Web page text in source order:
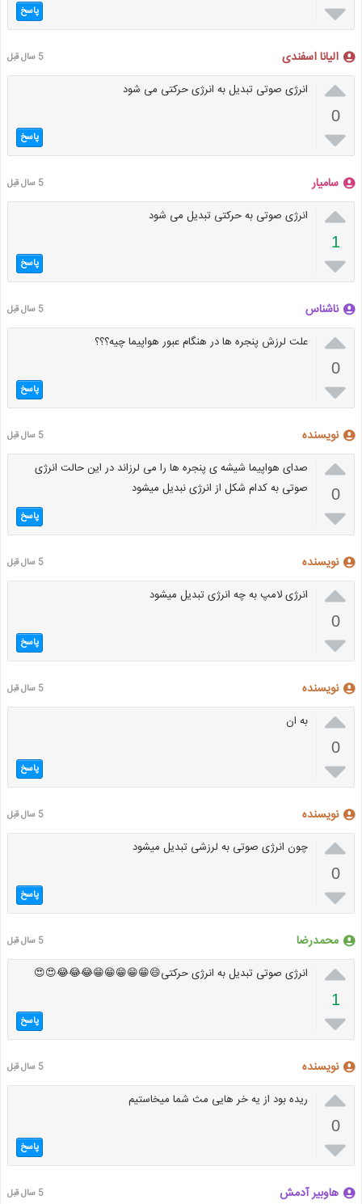
 پاسخ
الیانا اسفندی 5 سال قبل

0

انرژی صوتی تبدیل به انرژی حرکتی می شود
پاسخ
سامیار 5 سال قبل

1

انرژی صوتی به حرکتی تبدیل می شود
پاسخ
ناشناس 5 سال قبل

0

علت لرزش پنجره ها در هنگام عبور هواپیما چیه؟؟؟
پاسخ
نویسنده 5 سال قبل

0

صدای هواپیما شیشه ی پنجره ها را می لرزاند در این حالت انرژی
صوتی به کدام شکل از انرژی نبدیل میشود
پاسخ
نویسنده 5 سال قبل

0

انرژی لامپ به چه انرژی تبدیل میشود
پاسخ
نویسنده 5 سال قبل

0

به ان
پاسخ
نویسنده 5 سال قبل

0

چون انرژی صوتی به لرزشی تبدیل میشود
پاسخ
محمدرضا 5 سال قبل

1

انرژی صوتی تبدیل به انرژی حرکتی😄😁😁😁😁😁😂😂😂😍😍
پاسخ
نویسنده 5 سال قبل

0

ریده بود از یه خر هایی مث شما میخاستیم
پاسخ
هاوبیر آدمش 5 سال قبل